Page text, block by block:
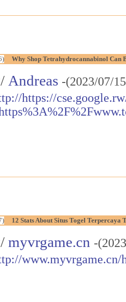
Why Shop Tetrahydrocannabinol Can
Andreas -(2023/07/
https://
12 Stats About Situs Togel Terpercaya
myvrgame.cn -
www.myvrgame.cn/